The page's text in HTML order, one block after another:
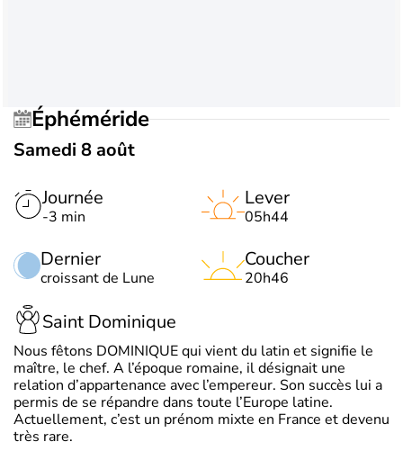
Éphéméride
Samedi 8 août
Journée
-3 min
Dernier
croissant de Lune
Lever
05h44
Coucher
20h46
Saint Dominique
Nous fêtons DOMINIQUE qui vient du latin et signifie le
maître, le chef. A l’époque romaine, il désignait une
relation d’appartenance avec l’empereur. Son succès lui a
permis de se répandre dans toute l’Europe latine.
Actuellement, c’est un prénom mixte en France et devenu
très rare.